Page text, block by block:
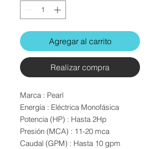
Agregar al carrito
Realizar compra
Marca : Pearl
Energía : Eléctrica Monofásica
Potencia (HP) : Hasta 2Hp
Presión (MCA) : 11-20 mca
Caudal (GPM) : Hasta 10 gpm